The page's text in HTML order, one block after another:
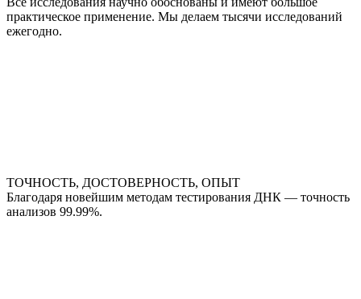
практическое применение. Мы делаем тысячи исследований
ежегодно.
ТОЧНОСТЬ, ДОСТОВЕРНОСТЬ, ОПЫТ
Благодаря новейшим методам тестирования ДНК — точность
анализов 99.99%.